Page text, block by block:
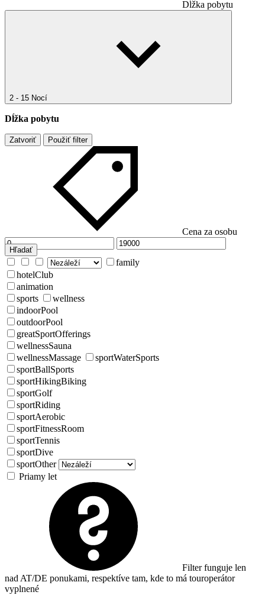
Dĺžka pobytu
2 - 15 Nocí
Dĺžka pobytu
Zatvoriť Použiť filter
Cena za osobu
Hľadať
family
hotelClub
animation
sports
wellness
indoorPool
outdoorPool
greatSportOfferings
wellnessSauna
wellnessMassage
sportWaterSports
sportBallSports
sportHikingBiking
sportGolf
sportRiding
sportAerobic
sportFitnessRoom
sportTennis
sportDive
sportOther
Priamy let
Filter funguje len
nad AT/DE ponukami, respektíve tam, kde to má touroperátor
vyplnené